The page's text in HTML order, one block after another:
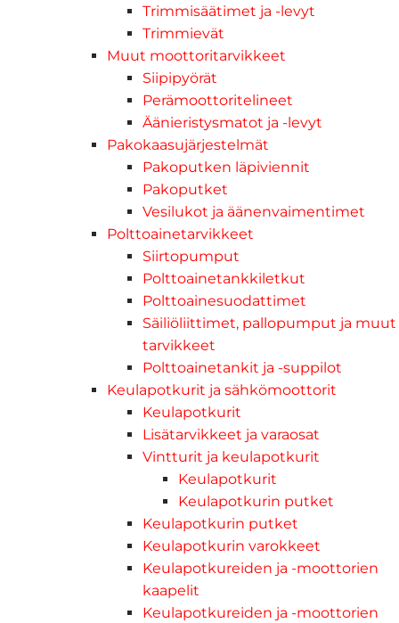
Trimmisäätimet ja -levyt
Trimmievät
Muut moottoritarvikkeet
Siipipyörät
Perämoottoritelineet
Äänieristysmatot ja -levyt
Pakokaasujärjestelmät
Pakoputken läpiviennit
Pakoputket
Vesilukot ja äänenvaimentimet
Polttoainetarvikkeet
Siirtopumput
Polttoainetankkiletkut
Polttoainesuodattimet
Säiliöliittimet, pallopumput ja muut
tarvikkeet
Polttoainetankit ja -suppilot
Keulapotkurit ja sähkömoottorit
Keulapotkurit
Lisätarvikkeet ja varaosat
Vintturit ja keulapotkurit
Keulapotkurit
Keulapotkurin putket
Keulapotkurin putket
Keulapotkurin varokkeet
Keulapotkureiden ja -moottorien
kaapelit
Keulapotkureiden ja -moottorien